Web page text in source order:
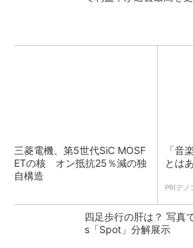
三菱電機、第5世代SiC MOSF
ETの核 オン抵抗25％減の独
自構造
「音
とは
PR(デノ
四足歩行の肝は？ 写真
s「Spot」分解展示